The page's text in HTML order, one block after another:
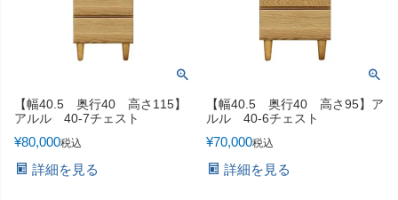
【幅40.5 奥行40 高さ115】
アルル 40-7チェスト
¥80,000税込
詳細を見る
【幅40.5 奥行40 高さ95】ア
ルル 40-6チェスト
¥70,000税込
詳細を見る